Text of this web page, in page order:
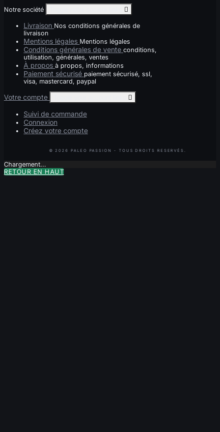
Notre société 
Livraison Nos conditions générales de
livraison
Mentions légales Mentions légales
Conditions générales de vente conditions,
utilisation, générales, ventes
À propos à propos, informations
Paiement sécurisé paiement sécurisé, ssl,
visa, mastercard, paypal
Votre compte 
Suivi de commande
Connexion
Créez votre compte
Chargement...
RETOUR EN HAUT